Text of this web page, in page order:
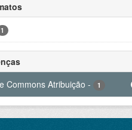
1
Commons Atribuição - 1